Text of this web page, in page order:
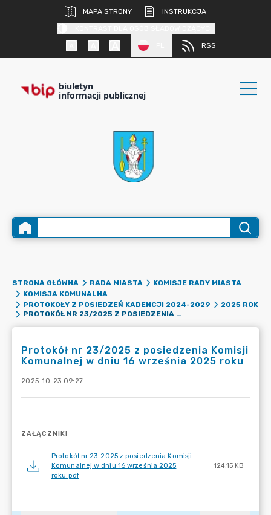
MAPA STRONY
INSTRUKCJA
RSS
biuletyn
informacji publicznej
STRONA GŁÓWNA RADA MIASTA
KOMISJE RADY MIASTA
KOMISJA KOMUNALNA
PROTOKOŁY Z POSIEDZEŃ KADENCJI 2024-2029
2025 ROK
PROTOKÓŁ NR 23/2025 Z POSIEDZENIA KOMISJI KOMUNALNEJ W DNIU 16 WRZEŚNIA 2025 ROKU
Protokół nr 23/2025 z posiedzenia Komisji
Komunalnej w dniu 16 września 2025 roku
2025-10-23 09:27
ZAŁĄCZNIKI
Protokół nr 23-2025 z posiedzenia Komisji
Komunalnej w dniu 16 września 2025
roku.pdf
124.15 KB